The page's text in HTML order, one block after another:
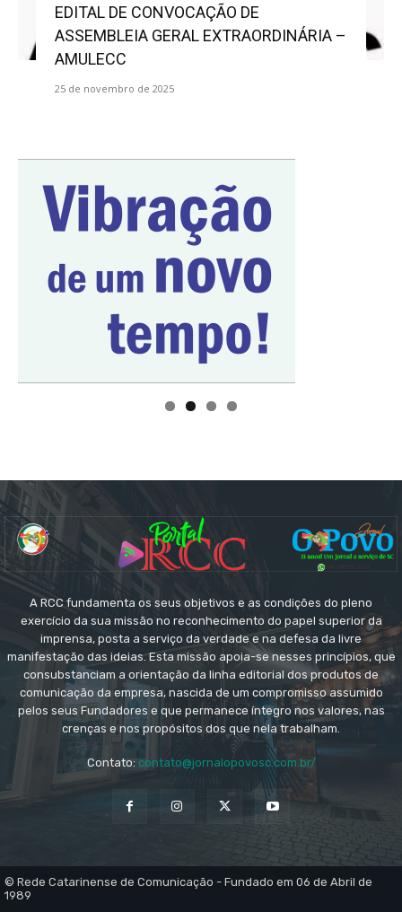
EDITAL DE CONVOCAÇÃO DE
ASSEMBLEIA GERAL EXTRAORDINÁRIA –
AMULECC
25 de novembro de 2025
A RCC fundamenta os seus objetivos e as condições do pleno
exercício da sua missão no reconhecimento do papel superior da
imprensa, posta a serviço da verdade e na defesa da livre
manifestação das ideias. Esta missão apoia-se nesses princípios, que
consubstanciam a orientação da linha editorial dos produtos de
comunicação da empresa, nascida de um compromisso assumido
pelos seus Fundadores e que permanece íntegro nos valores, nas
crenças e nos propósitos dos que nela trabalham.
Contato: contato@jornalopovosc.com.br/
© Rede Catarinense de Comunicação - Fundado em 06 de Abril de
1989